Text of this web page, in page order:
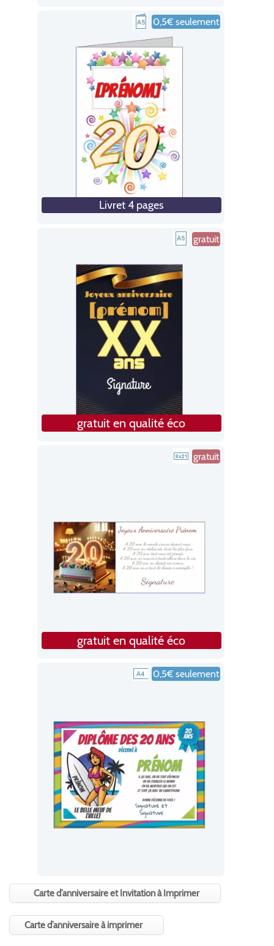
Carte d’anniversaire et Invitation à Imprimer
Carte d’anniversaire à imprimer
0,5€ seulement
Livret 4 pages
gratuit
gratuit en qualité éco
gratuit
gratuit en qualité éco
0,5€ seulement